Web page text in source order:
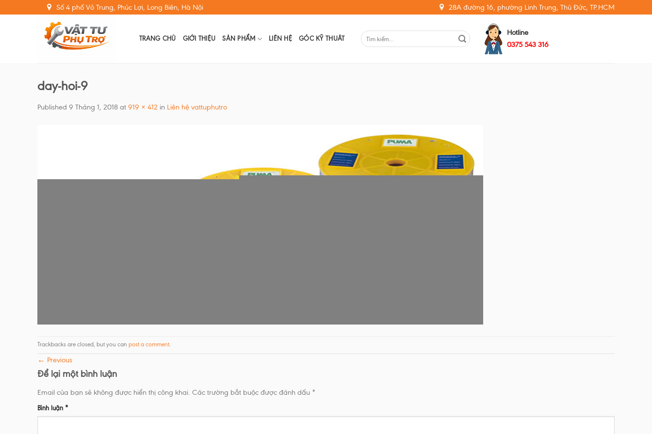
to
Số 4 phố Võ Trung, Phúc Lợi, Long Biên, Hà Nội 28A đường 16, phường Linh Trung, Thủ Đức, TP.HCM
TRANG CHỦ GIỚI THIỆU SẢN PHẨM LIÊN HỆ GÓC KỸ THUÂT
Hotline
0375 543 316
day-hoi-9
Published 9 Tháng 1, 2018 at 919 × 412 in Liên hệ vattuphutro
Trackbacks are closed, but you can post a comment.
← Previous
Để lại một bình luận
Email của bạn sẽ không được hiển thị công khai. Các trường bắt buộc được đánh dấu *
Bình luận *